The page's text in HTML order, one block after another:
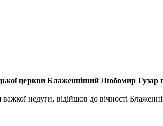
церкви Блаженніший Любомир
важкої недуги, відійшов до вічності